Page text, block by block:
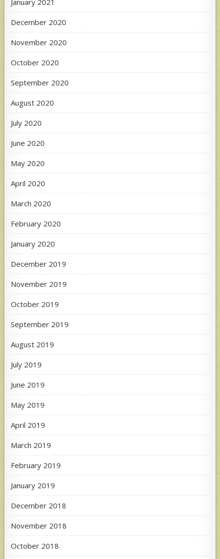
December 2020
November 2020
October 2020
September 2020
August 2020
July 2020
June 2020
May 2020
April 2020
March 2020
February 2020
January 2020
December 2019
November 2019
October 2019
September 2019
August 2019
July 2019
June 2019
May 2019
April 2019
March 2019
February 2019
January 2019
December 2018
November 2018
October 2018